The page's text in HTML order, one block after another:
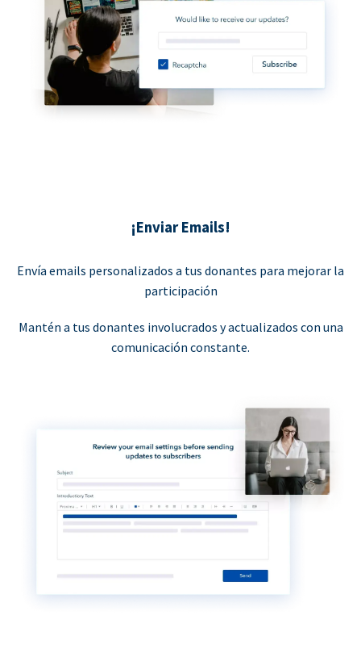
¡Enviar Emails!
Envía emails personalizados a tus donantes para mejorar la
participación
Mantén a tus donantes involucrados y actualizados con una
comunicación constante.